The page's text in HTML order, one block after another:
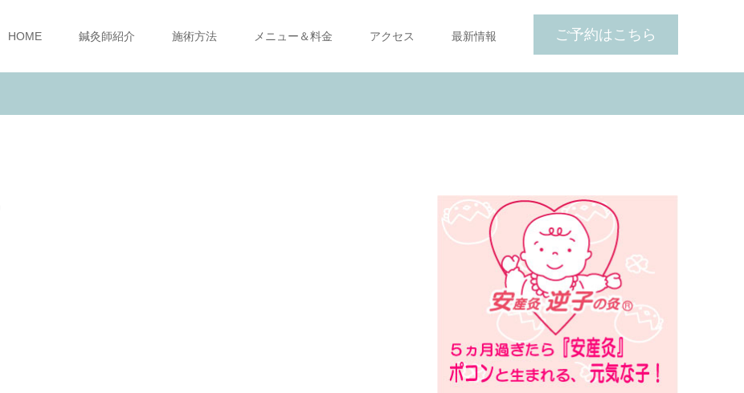
ご予約はこちら
HOME 鍼灸師紹介 施術方法 メニュー＆料金 アクセス 最新情報